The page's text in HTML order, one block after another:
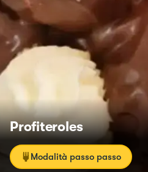
Profiteroles
Modalità passo passo